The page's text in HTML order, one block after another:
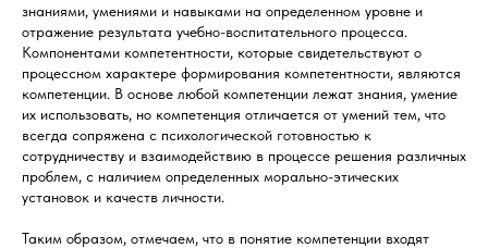
знаниями, умениями и навыками на определенном уровне и
отражение результата учебно-воспитательного процесса.
Компонентами компетентности, которые свидетельствуют о
процессном характере формирования компетентности, являются
компетенции. В основе любой компетенции лежат знания, умение
их использовать, но компетенция отличается от умений тем, что
всегда сопряжена с психологической готовностью к
сотрудничеству и взаимодействию в процессе решения различных
проблем, с наличием определенных морально-этических
установок и качеств личности.
Таким образом, отмечаем, что в понятие компетенции входят